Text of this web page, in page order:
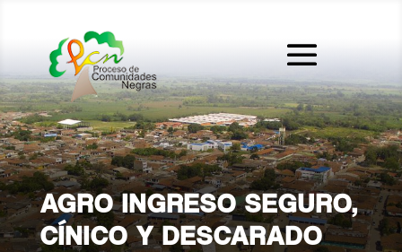
AGRO INGRESO SEGURO,
CÍNICO Y DESCARADO